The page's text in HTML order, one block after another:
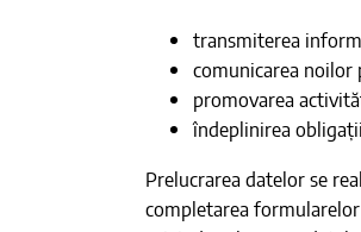
transmiterea
comunicarea noilor
promovarea
îndeplinirea
Prelucrarea datelor se
completarea